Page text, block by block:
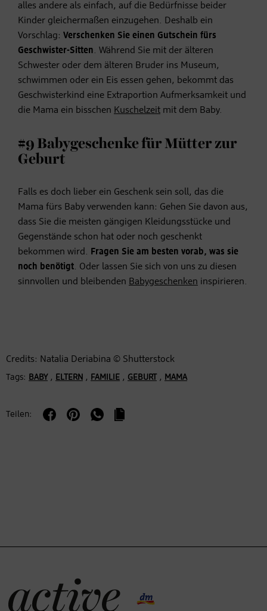
alles andere als einfach, auf die Bedürfnisse beider
Kinder gleichermaßen einzugehen. Deshalb ein
Vorschlag: Verschenken Sie einen Gutschein fürs
Geschwister-Sitten. Während Sie mit der älteren
Schwester oder dem älteren Bruder ins Museum,
schwimmen oder ein Eis essen gehen, bekommt das
Geschwisterkind eine Extraportion Aufmerksamkeit und
die Mama ein bisschen Kuschelzeit mit dem Baby.
#9 Babygeschenke für Mütter zur
Geburt
Falls es doch lieber ein Geschenk sein soll, das die
Mama fürs Baby verwenden kann: Gehen Sie davon aus,
dass Sie die meisten gängigen Kleidungsstücke und
Gegenstände schon hat oder noch geschenkt
bekommen wird. Fragen Sie am besten vorab, was sie
noch benötigt. Oder lassen Sie sich von uns zu diesen
sinnvollen und bleibenden Babygeschenken inspirieren.
Credits: Natalia Deriabina © Shutterstock
Tags: BABY, ELTERN , FAMILIE , GEBURT, MAMA
Teilen: